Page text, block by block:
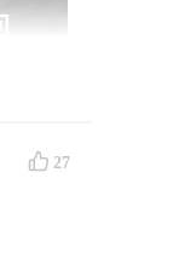
27